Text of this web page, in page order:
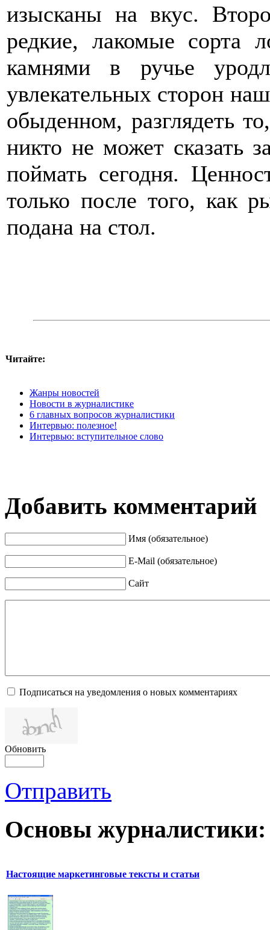
изысканы на вкус.
редкие, лакомые сорта
камнями в ручье
увлекательных сторон
обыденном, разглядеть
никто не может сказать
поймать сегодня.
только после того, как
подана на стол.
Читайте:
Жанры новостей
Новости в журналистике
6 главных вопросов журналистики
Интервью: полезное!
Интервью: вступительное слово
Добавить комментарий
Имя (обязательное)
E-Mail (обязательное)
Сайт
Подписаться на уведомления о новых комментариях
Обновить
Отправить
Основы журналистики:
Настоящие маркетинговые тексты и статьи